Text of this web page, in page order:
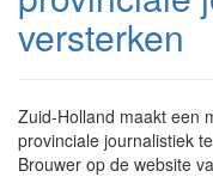
versterken
Zuid-Holland maakt een
provinciale journalistiek
Brouwer op de website